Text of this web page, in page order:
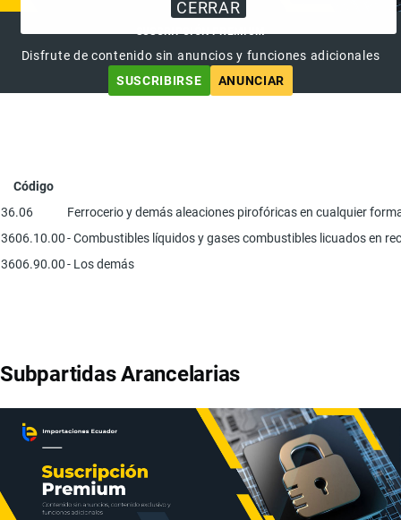
CERRAR
SUSCRIPCIÓN PREMIUM
Disfrute de contenido sin anuncios y funciones adicionales
SUSCRIBIRSE
ANUNCIAR
Código
36.06
Ferrocerio y demás aleaciones pirofóricas en cualquier
3606.10.00- Combustibles líquidos y gases combustibles licuados en
3606.90.00- Los demás
Subpartidas Arancelarias